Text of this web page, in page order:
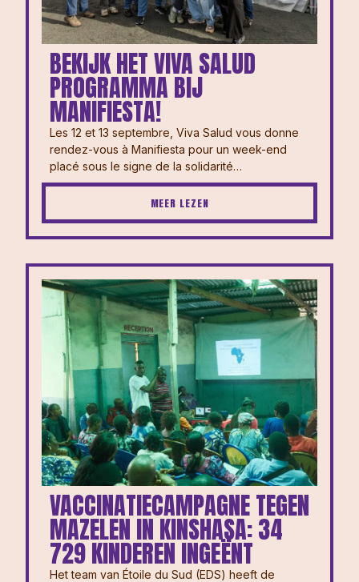
BEKIJK HET VIVA SALUD
PROGRAMMA BIJ
MANIFIESTA!
Les 12 et 13 septembre, Viva Salud vous donne
rendez-vous à Manifiesta pour un week-end
placé sous le signe de la solidarité…
MEER LEZEN
VACCINATIECAMPAGNE TEGEN
MAZELEN IN KINSHASA: 34
729 KINDEREN INGEËNT
Het team van Étoile du Sud (EDS) heeft de